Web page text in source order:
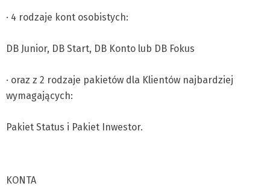
· 4 rodzaje kont osobistych:
DB Junior, DB Start, DB Konto lub DB Fokus
· oraz z 2 rodzaje pakietów dla Klientów najbardziej
wymagających:
Pakiet Status i Pakiet Inwestor.
KONTA